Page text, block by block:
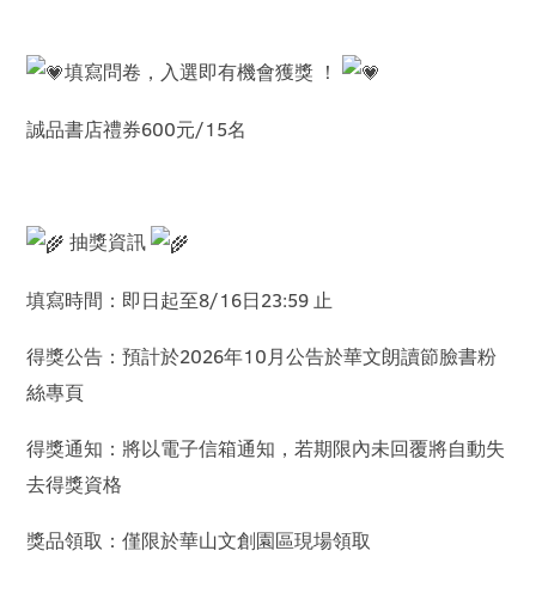
填寫問卷，入選即有機會獲獎 ！
誠品書店禮券600元/15名
抽獎資訊
填寫時間：即日起至8/16日23:59 止
得獎公告：預計於2026年10月公告於華文朗讀節臉書粉
絲專頁
得獎通知：將以電子信箱通知，若期限內未回覆將自動失
去得獎資格
獎品領取：僅限於華山文創園區現場領取